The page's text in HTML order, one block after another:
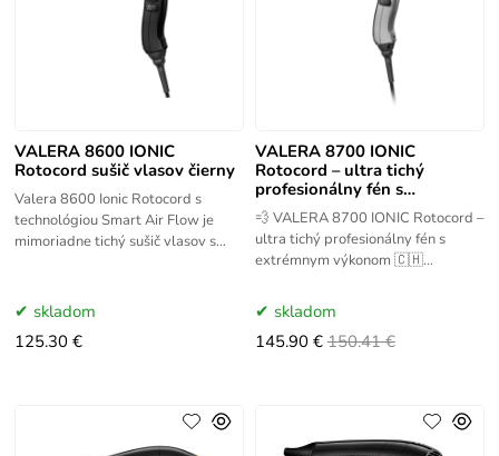
VALERA 8600 IONIC
Rotocord sušič vlasov čierny
Valera 8600 Ionic Rotocord s
technológiou Smart Air Flow je
mimoriadne tichý sušič vlasov s
preskladom
125.30 €
VALERA 8700 IONIC
Rotocord – ultra tichý
profesionálny fén s
extrémnym výkonom
💨 VALERA 8700 IONIC Rotocord –
ultra tichý profesionálny fén s
extrémnym výkonom 🇨🇭
Značka VALERA patrí medzi
skladom
145.90 € 150.41 €